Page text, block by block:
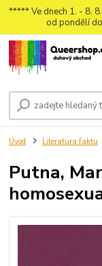
***** Ve dnech 1. - 8.
od pondělí
Úvod Literatura faktu
Putna,